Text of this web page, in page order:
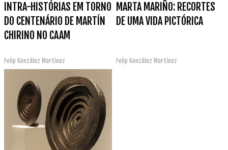
INTRA-HISTÓRIAS EM TORNO
DO CENTENÁRIO DE MARTÍN
CHIRINO NO CAAM
Felip González Martínez
MARTA MARIÑO: RECORTES
DE UMA VIDA PICTÓRICA
Felip González Martínez